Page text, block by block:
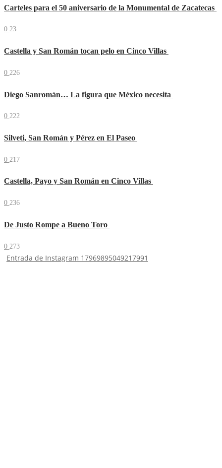
Carteles para el 50 aniversario de la Monumental de Zacatecas
0 23
Castella y San Román tocan pelo en Cinco Villas
0 226
Diego Sanromán… La figura que México necesita
0 222
Silveti, San Román y Pérez en El Paseo
0 217
Castella, Payo y San Román en Cinco Villas
0 236
De Justo Rompe a Bueno Toro
0 273
Entrada de Instagram 17969895049217991